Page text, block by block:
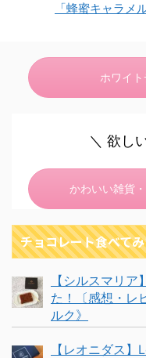
「蜂蜜キャラメ
ホワイ
＼ 欲し
かわいい雑貨
チョコレート食べて
【シルスマリ
た！〔感想・レ
ルク》
【レオニダス